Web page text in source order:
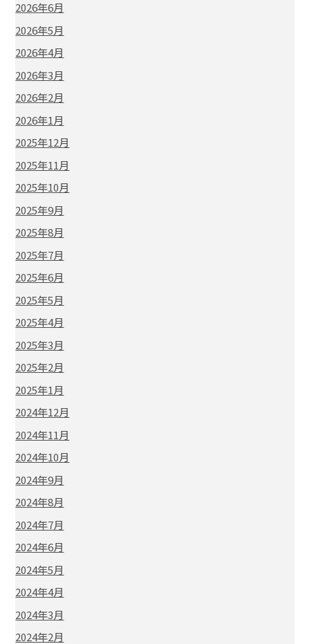
2026年6月
2026年5月
2026年4月
2026年3月
2026年2月
2026年1月
2025年12月
2025年11月
2025年10月
2025年9月
2025年8月
2025年7月
2025年6月
2025年5月
2025年4月
2025年3月
2025年2月
2025年1月
2024年12月
2024年11月
2024年10月
2024年9月
2024年8月
2024年7月
2024年6月
2024年5月
2024年4月
2024年3月
2024年2月